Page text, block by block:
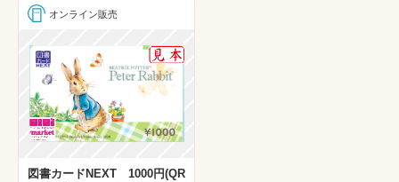
オンライン販売
図書カードNEXT 1000円(QR